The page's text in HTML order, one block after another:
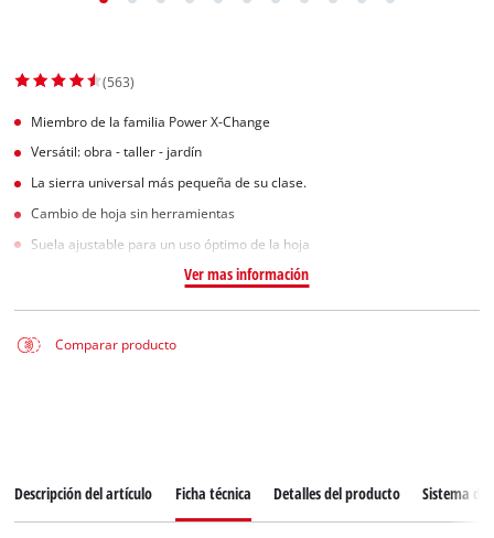
(563)
Miembro de la familia Power X-Change
Versátil: obra - taller - jardín
La sierra universal más pequeña de su clase.
Cambio de hoja sin herramientas
Suela ajustable para un uso óptimo de la hoja
Ver mas información
Comparar producto
Descripción del artículo Ficha técnica Detalles del producto Sistema de